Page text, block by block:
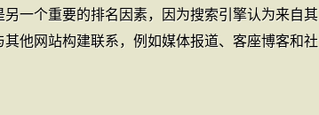
一个重要的排名因素，因为搜索引擎认为来自其
他网站构建联系，例如媒体报道、客座博客和社